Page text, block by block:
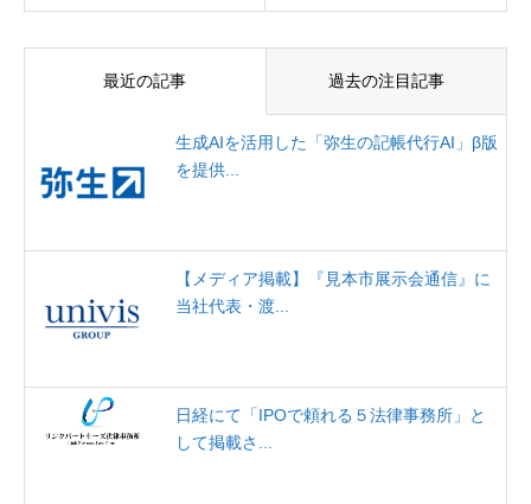
最近の記事 過去の注目記事
生成AIを活用した「弥生の記帳代行AI」β版
を提供...
【メディア掲載】『見本市展示会通信』に
当社代表・渡...
日経にて「IPOで頼れる５法律事務所」と
して掲載さ...